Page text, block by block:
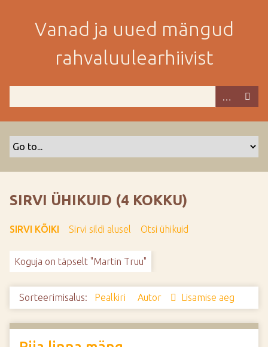
i
Vanad ja uued mängud
rahvaluulearhiivist
SIRVI ÜHIKUID (4 KOKKU)
SIRVI KÕIKI Sirvi sildi alusel Otsi ühikuid
Koguja on täpselt "Martin Truu"
Sorteerimisalus: Pealkiri Autor Lisamise aeg